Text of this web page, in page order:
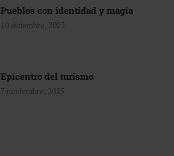
Pueblos con identidad y magia
10 diciembre, 2025
Epicentro del turismo
7 noviembre, 2025